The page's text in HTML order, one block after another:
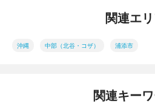
関連エ
沖縄 中部（北谷・コザ） 浦添市
関連キー